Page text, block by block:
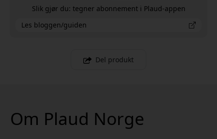
Slik gjør du: tegner abonnement i Plaud-appen
Les bloggen/guiden
Del produkt
Om Plaud Norge